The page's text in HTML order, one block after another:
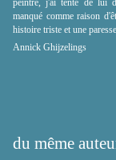
manqué comme raison
histoire triste et une
Annick Ghijzelings
du même